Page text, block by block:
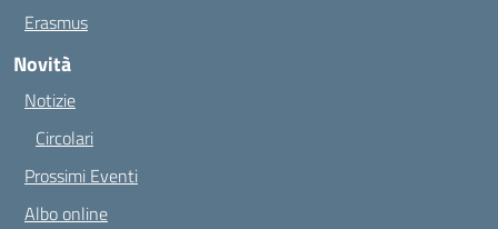
Erasmus
Novità
Notizie
Circolari
Prossimi Eventi
Albo online